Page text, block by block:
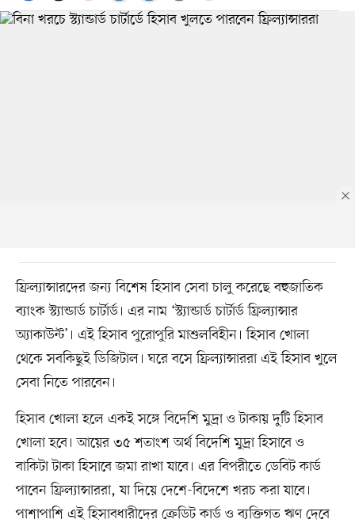
ফ্রিল্যান্সারদের জন্য বিশেষ হিসাব সেবা চালু করেছে বহুজাতিক
ব্যাংক স্ট্যান্ডার্ড চার্টার্ড। এর নাম ‘স্ট্যান্ডার্ড চার্টার্ড ফ্রিল্যান্সার
অ্যাকাউন্ট’। এই হিসাব পুরোপুরি মাশুলবিহীন। হিসাব খোলা
থেকে সবকিছুই ডিজিটাল। ঘরে বসে ফ্রিল্যান্সাররা এই হিসাব খুলে
সেবা নিতে পারবেন।
হিসাব খোলা হলে একই সঙ্গে বিদেশি মুদ্রা ও টাকায় দুটি হিসাব
খোলা হবে। আয়ের ৩৫ শতাংশ অর্থ বিদেশি মুদ্রা হিসাবে ও
বাকিটা টাকা হিসাবে জমা রাখা যাবে। এর বিপরীতে ডেবিট কার্ড
পাবেন ফ্রিল্যান্সাররা, যা দিয়ে দেশে-বিদেশে খরচ করা যাবে।
পাশাপাশি এই হিসাবধারীদের ক্রেডিট কার্ড ও ব্যক্তিগত ঋণ দেবে